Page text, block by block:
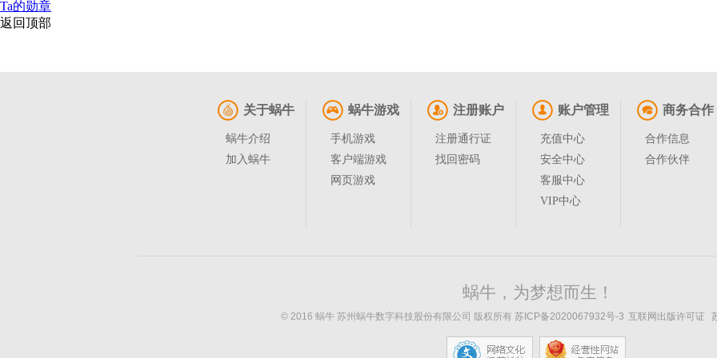
Ta的勋章
返回顶部
关于蜗牛
蜗牛介绍
加入蜗牛
蜗牛游戏
手机游戏
客户端游戏
网页游戏
注册账户
注册通行证
找回密码
账户管理
充值中心
安全中心
客服中心
VIP中心
商务合作
合作信息
合作伙伴
蜗牛，为梦想而生！
© 2016 蜗牛 苏州蜗牛数字科技股份有限公司 版权所有 苏ICP备2020067932号-3 互联网出版许可证